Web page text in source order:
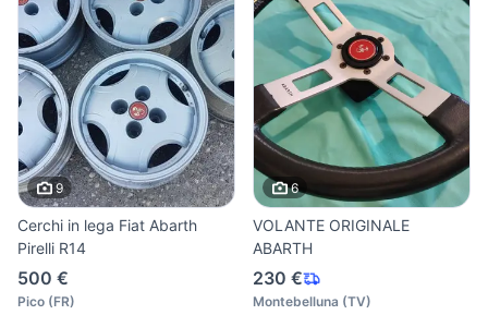
9
Cerchi in lega Fiat Abarth
Pirelli R14
500 €
Pico (FR)
6
VOLANTE ORIGINALE
ABARTH
230 €
Montebelluna (TV)